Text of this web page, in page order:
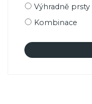
Výhradně prsty
Kombinace